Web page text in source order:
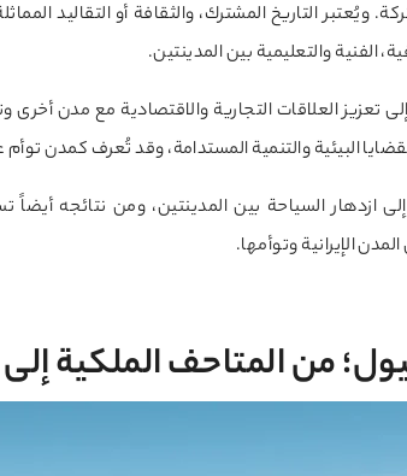
ويُعتبر التاريخ المشترك، والثقافة أو التقاليد
الفنية والتعليمية بين المدينتين.
العلاقات التجارية والاقتصادية مع مدن أخرى
البيئية والتنمية المستدامة، وقد تُعرف كمدن
ازدهار السياحة بين المدينتين، ومن نتائجه
الإيرانية وتوأمها.
من المتاحف الملكية